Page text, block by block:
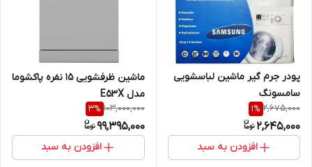
پودر جرم گیر ماشین لباسشویی
سامسونگ
2,675,000
1%
2,645,000
افزودن به سبد
ماشین ظرفشویی 15 نفره پاکشوما
مدل E۵۳X
103,000,000
3%
99,395,000
افزودن به سبد